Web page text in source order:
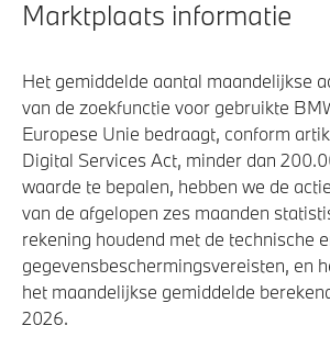
Marktplaats informatie
Het gemiddelde aantal maandelijkse
van de zoekfunctie voor gebruikte
Europese Unie bedraagt, conform
Digital Services Act, minder dan
waarde te bepalen, hebben we de
van de afgelopen zes maanden
rekening houdend met de technische
gegevensbeschermingsvereisten, en
het maandelijkse gemiddelde
2026.